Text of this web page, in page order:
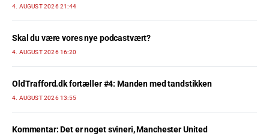
4. AUGUST 2026 21:44
Skal du være vores nye podcastvært?
4. AUGUST 2026 16:20
OldTrafford.dk fortæller #4: Manden med tandstikken
4. AUGUST 2026 13:55
Kommentar: Det er noget svineri, Manchester United